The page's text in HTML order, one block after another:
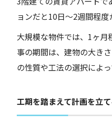
ョンだと10日～2週間程度
大規模な物件では、1ヶ
事の期間は、建物の大き
の性質や工法の選択によっ
工期を踏まえて計画を立